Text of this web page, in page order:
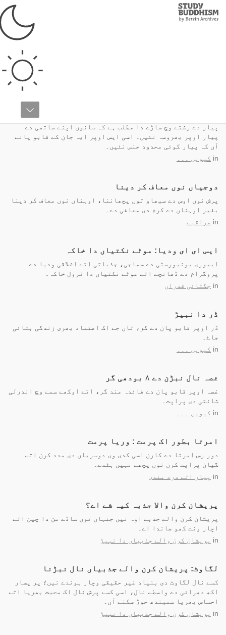
Study
Buddhism
پیار دے رشتے وچ ساڑے دا مطلب ہے کہ سانوں اپنے ساتھی دے
پیار اوپر بھروسہ نئیں۔ اسی ایس اوپر ایہ جان کے قابو پانے
آں کہ پیار کوئی محدود جنس نئیں۔
in کیویں ۔۔۔
دوجیاں نوں معاف کر دینا
پرش نوں اوس دے سبھاو توں پچھاننا، اوہناں نوں معاف کر دینا
بغیر اوہناں دے کرم دی معافی دے۔
in مراقبے
ایس ای ای ودیا: موٹے نکتیاں دا خاکہ
ایموری یونیورسٹی دے سماجی، جذباتی اتے اخلاقی ودیا دے
پروگرام دے ڈھانچے اتے موٹے نکتیاں دا نرول خاکہ۔
in جگتائی قدراں
ڈر دا نبیڑ
ڈر اوپر قابو پان دے گر، تاں جے اک اعتماد بھری زندگی بتائی
جاۓ۔
in کیویں ۔۔۔
غصہ نال نبڑن دے ۸ بودھی گر
غصہ اوپر قابو پان دے فائدہ مند گر، اتے اوکھے سمے وچ اندرلی
شانتی دی پراپت۔
in کیویں ۔۔۔
امرتا بطور اک پرمت : وریا پرمت
دور رس امرتا دے کارن اسی کدی وی دوسریاں دی مدد کرن اتے
گیان پراپت کرن توں پچھے نہیں ہٹدے۔
in پیار اتے درد مندی
پریشان کرن والا جذبہ کیہ شے اے؟
پریشان کرن والے جذبے اوہ نیں جنہاں توں ساڈے من دا چین اتے
اچار ونت کھو جاندا اے۔
in پریشان کرن والے جذبیاں دا نبیڑ
لگاوٹ: پریشان کرن والے جذبیاں نال نبڑنا
کسے نال لگاوٹ دی بنیاد غیر حقیقی وچار ہوندے نیں؛ پر پسار
اکھ دھرائی دے واسطے نال، اسی کسے پرش نال اک محبت بھریا اتے
احساس بھریا سمبندھ جوڑ سکنے آں۔
in پریشان کرن والے جذبیاں دا نبیڑ